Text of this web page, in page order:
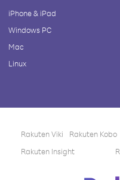
iPhone & iPad
Windows PC
Mac
Linux
Rakuten Viki Rakuten Kobo
Rakuten Insight